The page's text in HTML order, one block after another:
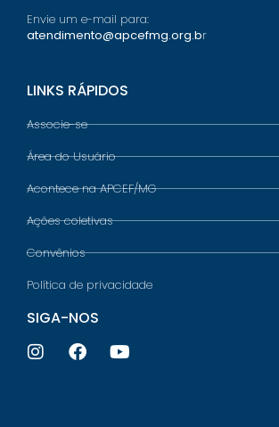
Envie um e-mail para:
atendimento@apcefmg.org.br
LINKS RÁPIDOS
Associe-se
Área do Usuário
Acontece na APCEF/MG
Ações coletivas
Convênios
Política de privacidade
SIGA-NOS